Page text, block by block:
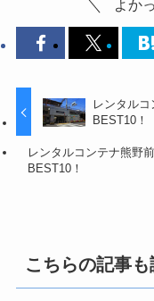
よか
レンタル
BEST10！
レンタルコンテナ熊野
BEST10！
こちらの記事